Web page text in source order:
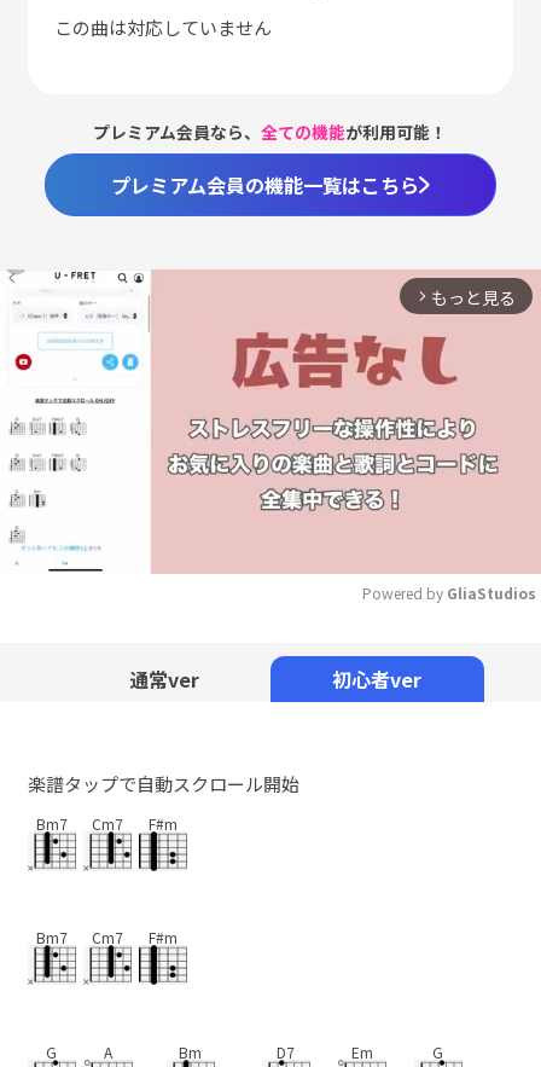
この曲は対応していません
プレミアム会員なら、全ての機能が利用可能！
プレミアム会員の機能一覧はこちら
arrow_forward_ios もっと見る
Powered by GliaStudios
通常ver 初心者ver
楽譜タップで自動スクロール開始
Bm7 Cm7 F#m
Bm7 Cm7 F#m
G A Bm D7 Em G